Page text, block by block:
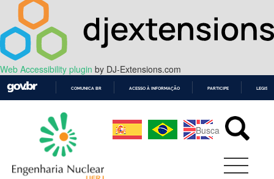
Web Accessibility plugin by DJ-Extensions.com
CONTEÚDO
COMUNICA BR ACESSO À INFORMAÇÃO PARTICIPE